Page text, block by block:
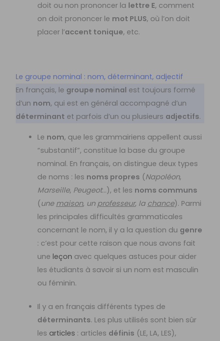
doit ou non prononcer la lettre E, comment
on doit prononcer le mot PLUS, où l’on doit
placer l’accent tonique, etc.
Le groupe nominal : nom, déterminant, adjectif
En français, le groupe nominal est toujours formé
d’un nom, qui est en général accompagné d’un
déterminant et parfois d’un ou plusieurs adjectifs.
Le nom, que les grammairiens appellent aussi
“substantif”, constitue la base du groupe
nominal. En français, on distingue deux types
de noms : les noms propres (Napoléon,
Marseille, Peugeot…), et les noms communs
(une maison, un professeur, la chance). Parmi
les principales difficultés grammaticales
concernant le nom, il y a la question du genre
: c’est pour cette raison que nous avons fait
une leçon avec quelques astuces pour aider
les étudiants à savoir si un nom est masculin
ou féminin.
Il y a en français différents types de
déterminants. Les plus utilisés sont bien sûr
les articles : articles définis (LE, LA, LES),